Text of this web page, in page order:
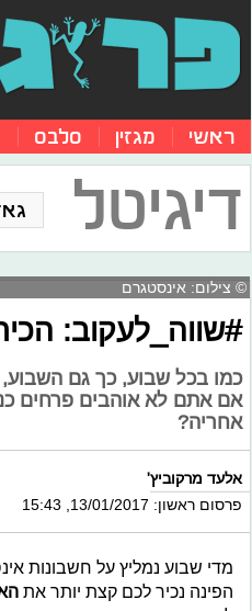
ראשי מגזין סלבס
דיגיטל
© צילום: אינסטגרם
#שווה_לעקוב:
כמו בכל שבוע, כך גם השבוע,
אם אתם לא אוהבים פרחים
אחריה?
אלעד מרקוביץ'
פרסום ראשון: 13/01/2017, 15:43
מדי שבוע נמליץ על חשבונות
הפינה נכיר לכם קצת יותר את